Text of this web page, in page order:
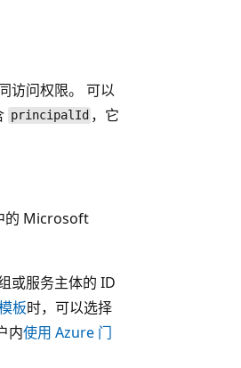
访问权限。 可以
principalId ，它
的 Microsoft
或服务主体的 ID
板时，可以选择
内使用 Azure 门